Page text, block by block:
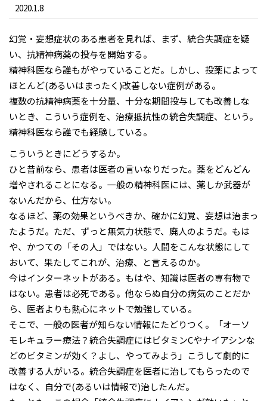
2020.1.8
幻覚・妄想症状のある患者を見れば、まず、統合失調症を疑
い、抗精神病薬の投与を開始する。
精神科医なら誰もがやっていることだ。しかし、投薬によって
ほとんど(あるいはまったく)改善しない症例がある。
複数の抗精神病薬を十分量、十分な期間投与しても改善しな
いとき、こういう症例を、治療抵抗性の統合失調症、という。
精神科医なら誰でも経験している。
こういうときにどうするか。
ひと昔前なら、患者は医者の言いなりだった。薬をどんどん
増やされることになる。一般の精神科医には、薬しか武器が
ないんだから、仕方ない。
なるほど、薬の効果というべきか、確かに幻覚、妄想は治まっ
たようだ。ただ、ずっと無気力状態で、廃人のようだ。もは
や、かつての「その人」ではない。人間をこんな状態にして
おいて、果たしてこれが、治療、と言えるのか。
今はインターネットがある。もはや、知識は医者の専有物で
はない。患者は必死である。他ならぬ自分の病気のことだか
ら、医者よりも熱心にネットで勉強している。
そこで、一般の医者が知らない情報にたどりつく。「オーソ
モレキュラー療法？統合失調症にはビタミンCやナイアシンな
どのビタミンが効く？よし、やってみよう」こうして劇的に
改善する人がいる。統合失調症を医者に治してもらったので
はなく、自分で(あるいは情報で)治したんだ。